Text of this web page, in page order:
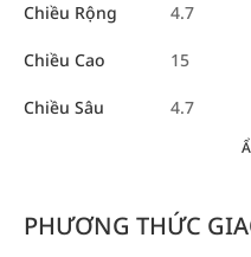
Chiều Rộng 4.7
Chiều Cao 15
Chiều Sâu 4.7
PHƯƠNG THỨC